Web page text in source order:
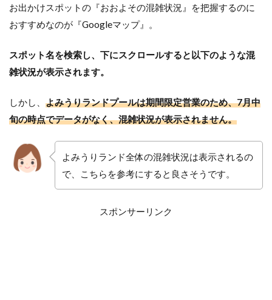
お出かけスポットの『おおよその混雑状況』を把握するのに
おすすめなのが『Googleマップ』。
スポット名を検索し、下にスクロールすると以下のような混
雑状況が表示されます。
しかし、 よみうりランドプールは期間限定営業のため、7月中
旬の時点でデータがなく、混雑状況が表示されません。
よみうりランド全体の混雑状況は表示されるの
で、こちらを参考にすると良さそうです。
スポンサーリンク